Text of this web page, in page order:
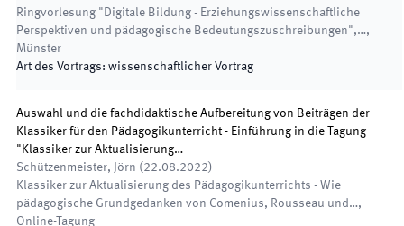
Ringvorlesung "Digitale Bildung - Erziehungswissenschaftliche
Perspektiven und pädagogische Bedeutungszuschreibungen",…,
Münster
Art des Vortrags: wissenschaftlicher Vortrag
Auswahl und die fachdidaktische Aufbereitung von Beiträgen der
Klassiker für den Pädagogikunterricht - Einführung in die Tagung
"Klassiker zur Aktualisierung…
Schützenmeister, Jörn ( 22.08.2022)
Klassiker zur Aktualisierung des Pädagogikunterrichts - Wie
pädagogische Grundgedanken von Comenius, Rousseau und…,
Online-Tagung